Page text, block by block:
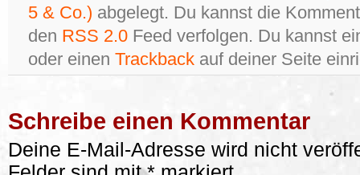
5 & Co.) abgelegt. Du kannst die
den RSS 2.0 Feed verfolgen. Du kannst
oder einen Trackback auf deiner Seite
Schreibe einen Kommentar
Deine E-Mail-Adresse wird nicht